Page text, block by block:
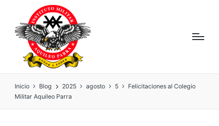
Inicio Blog 2025 agosto 5
Felicitaciones al Colegio
Militar Aquileo Parra